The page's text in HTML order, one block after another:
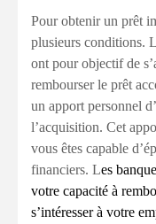
Pour obtenir un prêt
plusieurs conditions.
ont pour objectif de
rembourser le prêt
un apport personnel
l’acquisition. Cet
vous êtes capable
financiers. Les
votre capacité à
s’intéresser à votre